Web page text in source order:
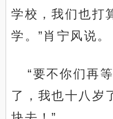
学校，我们也打
学。”肖宁风说。
“要不你们再
了，我也十八岁